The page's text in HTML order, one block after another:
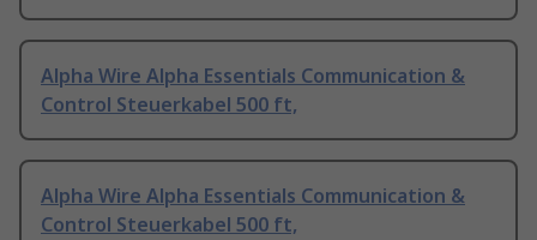
Alpha Wire Alpha Essentials Communication &
Control Steuerkabel 500 ft,
Alpha Wire Alpha Essentials Communication &
Control Steuerkabel 500 ft,